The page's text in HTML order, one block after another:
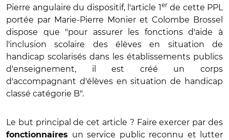
Pierre angulaire du dispositif, l'article 1erde cette PPL
portée par Marie-Pierre Monier et Colombe Brossel
dispose que "pour assurer les fonctions d'aide à
l'inclusion scolaire des élèves en situation de
handicap scolarisés dans les établissements publics
d'enseignement, il est créé un corps
d'accompagnant d'élèves en situation de handicap
classé catégorie B".
Le but principal de cet article ? Faire exercer par des
fonctionnaires
un service public reconnu et lutter